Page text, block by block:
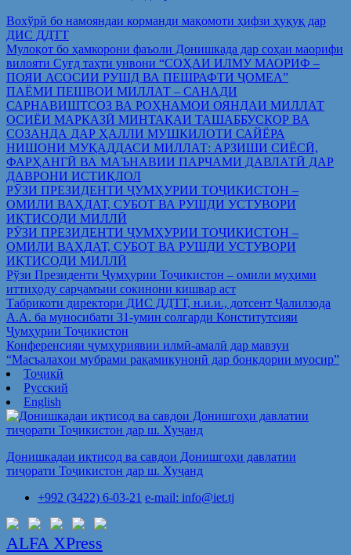
Вохўрӣ бо намояндаи корманди мақомоти ҳифзи ҳуқуқ дар
ДИС ДДТТ
Мулоқот бо ҳамкорони фаъоли Донишкада дар соҳаи маорифи
вилояти Суғд таҳти унвони “СОҲАИ ИЛМУ МАОРИФ –
ПОЯИ АСОСИИ РУШД ВА ПЕШРАФТИ ҶОМЕА”
ПАЁМИ ПЕШВОИ МИЛЛАТ – САНАДИ
САРНАВИШТСОЗ ВА РОҲНАМОИ ОЯНДАИ МИЛЛАТ
ОСИЁИ МАРКАЗӢ МИНТАҚАИ ТАШАББУСКОР ВА
СОЗАНДА ДАР ҲАЛЛИ МУШКИЛОТИ САЙЁРА
НИШОНИ МУҚАДДАСИ МИЛЛАТ: АРЗИШИ СИЁСӢ,
ФАРҲАНГӢ ВА МАЪНАВИИ ПАРЧАМИ ДАВЛАТӢ ДАР
ДАВРОНИ ИСТИҚЛОЛ
РӮЗИ ПРЕЗИДЕНТИ ҶУМҲУРИИ ТОҶИКИСТОН –
ОМИЛИ ВАҲДАТ, СУБОТ ВА РУШДИ УСТУВОРИ
ИҚТИСОДИ МИЛЛӢ
РӮЗИ ПРЕЗИДЕНТИ ҶУМҲУРИИ ТОҶИКИСТОН –
ОМИЛИ ВАҲДАТ, СУБОТ ВА РУШДИ УСТУВОРИ
ИҚТИСОДИ МИЛЛӢ
Рўзи Президенти Ҷумҳурии Тоҷикистон – омили муҳими
иттиҳоду сарҷамъии сокинони кишвар аст
Табрикоти директори ДИС ДДТТ, н.и.и., дотсент Ҷалилзода
А.А. ба муносибати 31-умин солгарди Конститутсияи
Ҷумҳурии Тоҷикистон
Конференсияи ҷумҳуриявии илмӣ-амалӣ дар мавзуи
“Масъалаҳои мубрами рақамикунонӣ дар бонкдории муосир”
Тоҷикӣ
Русский
English
Донишкадаи иқтисод ва савдои Донишгоҳи давлатии
тиҷорати Тоҷикистон дар ш. Хуҷанд
+992 (3422) 6-03-21 e-mail: info@iet.tj
ALFA XPress